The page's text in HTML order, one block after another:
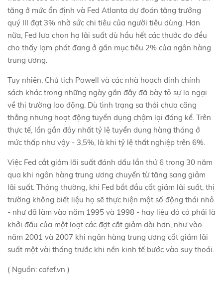
tăng ở mức ổn định và Fed Atlanta dự đoán tăng trưởng
quý III đạt 3% nhờ sức chi tiêu của người tiêu dùng. Hơn
nữa, Fed lựa chọn hạ lãi suất dù hầu hết các thước đo đều
cho thấy lạm phát đang ở gần mục tiêu 2% của ngân hàng
trung ương.
Tuy nhiên, Chủ tịch Powell và các nhà hoạch định chính
sách khác trong những ngày gần đây đã bày tỏ sự lo ngại
về thị trường lao động. Dù tình trạng sa thải chưa căng
thẳng nhưng hoạt động tuyển dụng chậm lại đáng kể. Trên
thực tế, lần gần đây nhất tỷ lệ tuyển dụng hàng tháng ở
mức thấp như vậy - 3,5%, là khi tỷ lệ thất nghiệp trên 6%.
Việc Fed cắt giảm lãi suất đánh dấu lần thứ 6 trong 30 năm
qua khi ngân hàng trung ương chuyển từ tăng sang giảm
lãi suất. Thông thường, khi Fed bắt đầu cắt giảm lãi suất, thị
trường không biết liệu họ sẽ thực hiện một số động thái nhỏ
- như đã làm vào năm 1995 và 1998 - hay liệu đó có phải là
khởi đầu của một loạt các đợt cắt giảm dài hơn, như vào
năm 2001 và 2007 khi ngân hàng trung ương cắt giảm lãi
suất một vài tháng trước khi nền kinh tế bước vào suy thoái.
( Nguồn: cafef.vn )